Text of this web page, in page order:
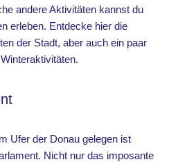
andere Aktivitäten kannst du
erleben. Entdecke hier die
der Stadt, aber auch ein paar
Ufer der Donau gelegen ist
Nicht nur das imposante